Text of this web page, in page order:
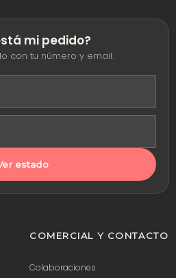
mi pedido?
con tu número y email.
estado
COMERCIAL Y CONTACTO
Colaboraciones